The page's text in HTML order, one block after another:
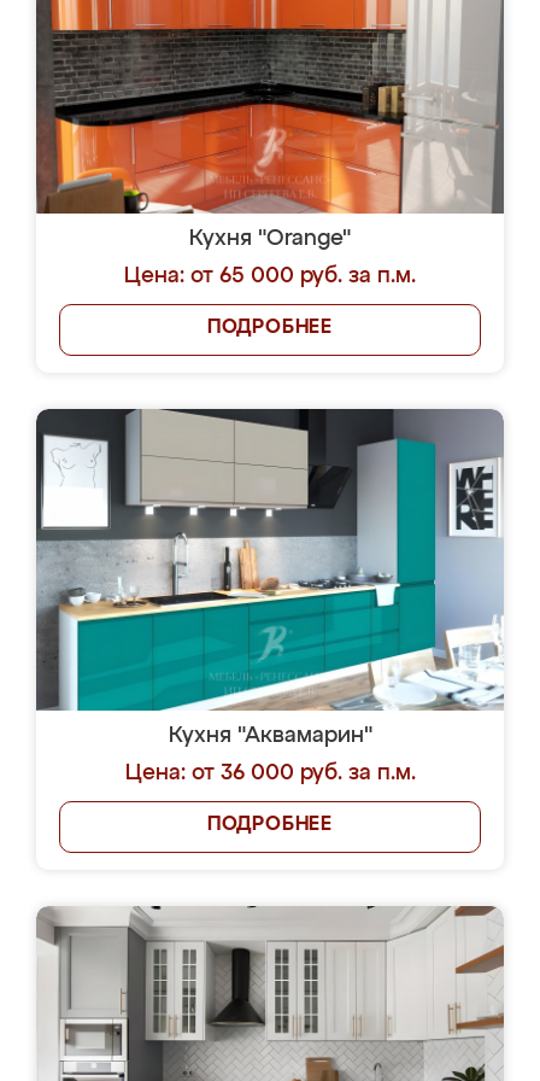
Кухня "Orange"
Цена: от 65 000 руб. за п.м.
ПОДРОБНЕЕ
Кухня "Аквамарин"
Цена: от 36 000 руб. за п.м.
ПОДРОБНЕЕ